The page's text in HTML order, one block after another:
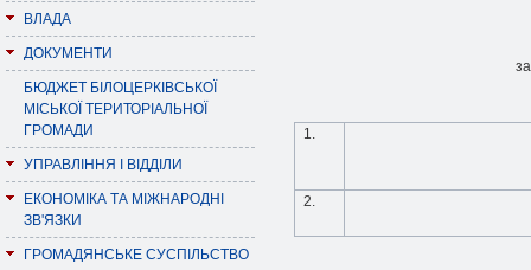
ВЛАДА
ДОКУМЕНТИ
БЮДЖЕТ БІЛОЦЕРКІВСЬКОЇ
МІСЬКОЇ ТЕРИТОРІАЛЬНОЇ
ГРОМАДИ
УПРАВЛІННЯ І ВІДДІЛИ
ЕКОНОМІКА ТА МІЖНАРОДНІ
ЗВ'ЯЗКИ
ГРОМАДЯНСЬКЕ СУСПІЛЬСТВО
1.
2.